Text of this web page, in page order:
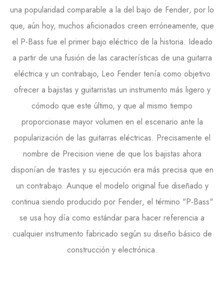
una popularidad comparable a la del bajo de Fender, por lo
que, aún hoy, muchos aficionados creen erróneamente, que
el P-Bass fue el primer bajo eléctrico de la historia. Ideado
a partir de una fusión de las características de una guitarra
eléctrica y un contrabajo, Leo Fendertenía como objetivo
ofrecer a bajistas y guitarristas un instrumento más ligero y
cómodo que este último, y que al mismo tiempo
proporcionase mayor volumen en el escenario ante la
popularización de las guitarras eléctricas. Precisamente el
nombre de Precision viene de que los bajistas ahora
disponían de trastes y su ejecución era más precisa que en
un contrabajo. Aunque el modelo original fue diseñado y
continua siendo producido por Fender, el término "P-Bass"
se usa hoy día como estándar para hacer referencia a
cualquier instrumento fabricado según su diseño básico de
construcción y electrónica.